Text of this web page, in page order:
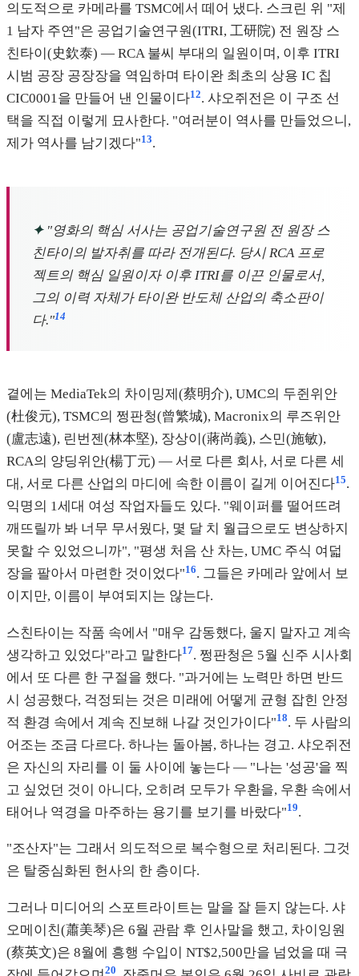
의도적으로 카메라를 TSMC에서 떼어 냈다. 스크린 위 "제
1 남자 주연"은 공업기술연구원(ITRI, 工研院) 전 원장 스
친타이(史欽泰) — RCA 불씨 부대의 일원이며, 이후 ITRI
시범 공장 공장장을 역임하며 타이완 최초의 상용 IC 칩
CIC0001을 만들어 낸 인물이다12. 샤오쥐전은 이 구조 선
택을 직접 이렇게 묘사한다. "여러분이 역사를 만들었으니,
제가 역사를 남기겠다"13.
✦"영화의 핵심 서사는 공업기술연구원 전 원장 스
친타이의 발자취를 따라 전개된다. 당시 RCA 프로
젝트의 핵심 일원이자 이후 ITRI를 이끈 인물로서,
그의 이력 자체가 타이완 반도체 산업의 축소판이
다."14
곁에는 MediaTek의 차이밍제(蔡明介), UMC의 두쥔위안
(杜俊元), TSMC의 쩡판청(曾繁城), Macronix의 루즈위안
(盧志遠), 린번젠(林本堅), 장상이(蔣尚義), 스민(施敏),
RCA의 양딩위안(楊丁元) — 서로 다른 회사, 서로 다른 세
대, 서로 다른 산업의 마디에 속한 이름이 길게 이어진다15.
익명의 1세대 여성 작업자들도 있다. "웨이퍼를 떨어뜨려
깨뜨릴까 봐 너무 무서웠다, 몇 달 치 월급으로도 변상하지
못할 수 있었으니까", "평생 처음 산 차는, UMC 주식 여덟
장을 팔아서 마련한 것이었다"16. 그들은 카메라 앞에서 보
이지만, 이름이 부여되지는 않는다.
스친타이는 작품 속에서 "매우 감동했다, 울지 말자고 계속
생각하고 있었다"라고 말한다17. 쩡판청은 5월 신주 시사회
에서 또 다른 한 구절을 했다. "과거에는 노력만 하면 반드
시 성공했다, 걱정되는 것은 미래에 어떻게 균형 잡힌 안정
적 환경 속에서 계속 진보해 나갈 것인가이다"18. 두 사람의
어조는 조금 다르다. 하나는 돌아봄, 하나는 경고. 샤오쥐전
은 자신의 자리를 이 둘 사이에 놓는다 — "나는 '성공'을 찍
고 싶었던 것이 아니다, 오히려 모두가 우환을, 우환 속에서
태어나 역경을 마주하는 용기를 보기를 바랐다"19.
"조산자"는 그래서 의도적으로 복수형으로 처리된다. 그것
은 탈중심화된 헌사의 한 층이다.
그러나 미디어의 스포트라이트는 말을 잘 듣지 않는다. 샤
오메이친(蕭美琴)은 6월 관람 후 인사말을 했고, 차이잉원
(蔡英文)은 8월에 흥행 수입이 NT$2,500만을 넘었을 때 극
20